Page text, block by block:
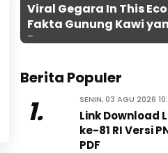
Viral Gegara In This
Fakta Gunung Kawi
Penasaran
Berita Populer
1. SENIN, 03 AGU 2026
Link Download
ke-81 RI Versi
PDF